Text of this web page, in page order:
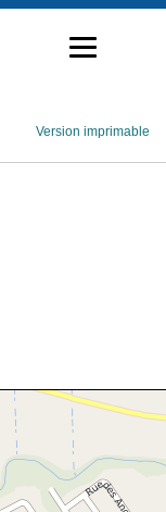
Version imprimable